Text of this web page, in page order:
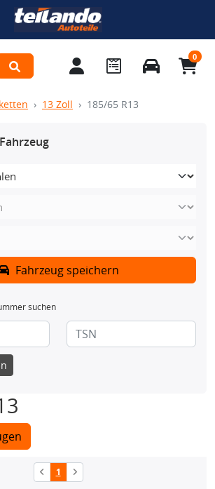
0
13 Zoll 185/65 R13
Fahrzeug speichern
suchen
1